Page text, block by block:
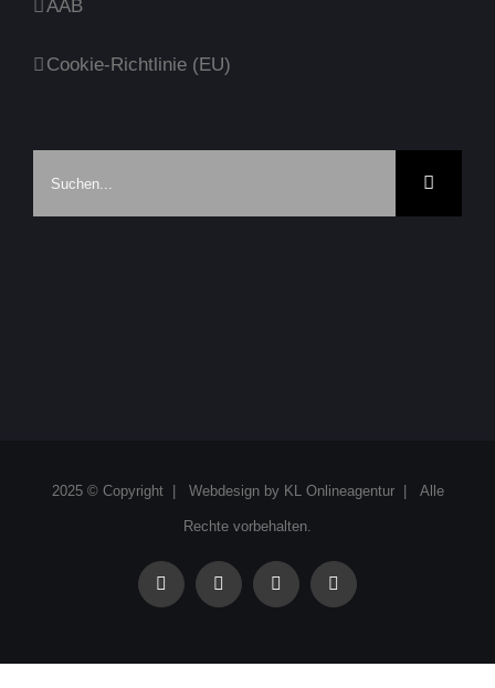
AAB
Cookie-Richtlinie (EU)
2025 © Copyright | Webdesign by KL Onlineagentur| Alle
Rechte vorbehalten.
facebook instagram linkedin xing